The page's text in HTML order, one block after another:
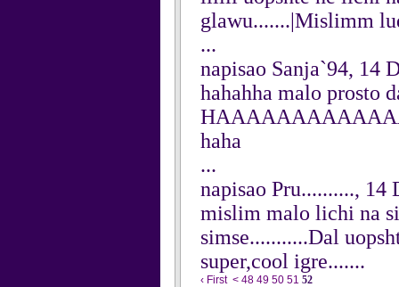
glawu.......|Mislimm
...
napisao Sanja`94, 14
hahahha malo prosto
haha
...
napisao Pru.........., 14
mislim malo lichi na
simse...........Dal
super,cool igre.......
‹ First < 48 49 50 51 52